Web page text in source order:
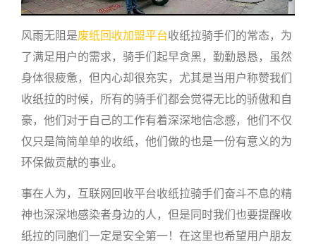
风雨无阻是废纸回收加盟平台收纸拉骑手们的常态，为
了满足用户的需求，骑手们起早贪黑，勤勤恳恳，虽然
身体很疲惫，但内心却很充实，尤其是当用户称赞我们
收纸拉的时候，所有的骑手们都会觉得无比的骄傲和自
豪，他们对于自己的工作有着深深地信念感，他们不仅
仅只是简简单单的收纸，他们做的也是一份有意义的为
环保做贡献的事业。
事在人为，互联网回收平台收纸拉骑手们奋斗不息的精
神也深深地感染者身边的人，但是同时我们也要提醒收
纸拉的同胞们一定是安全第一！在这里也希望用户朋友